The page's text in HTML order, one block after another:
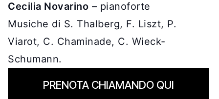
Cecilia Novarino – pianoforte
Musiche di S. Thalberg, F. Liszt, P.
Viarot, C. Chaminade, C. Wieck-
Schumann.
PRENOTA CHIAMANDO QUI